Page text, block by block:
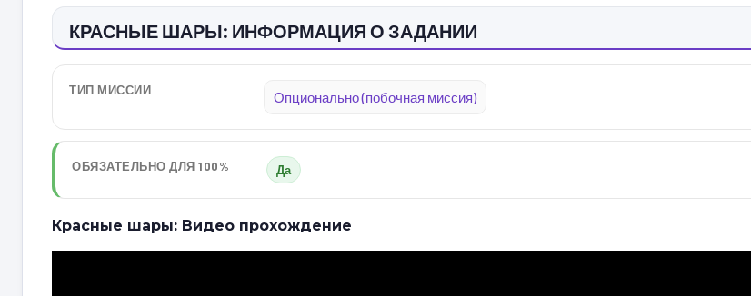
КРАСНЫЕ ШАРЫ: ИНФОРМАЦИЯ О ЗАДАНИИ
ТИП МИССИИ Опционально (побочная миссия)
ОБЯЗАТЕЛЬНО ДЛЯ 100% Да
Красные шары: Видео прохождение